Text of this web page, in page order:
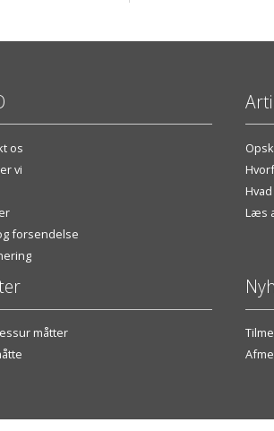
os
vi
forsendelse
måtter
Læs